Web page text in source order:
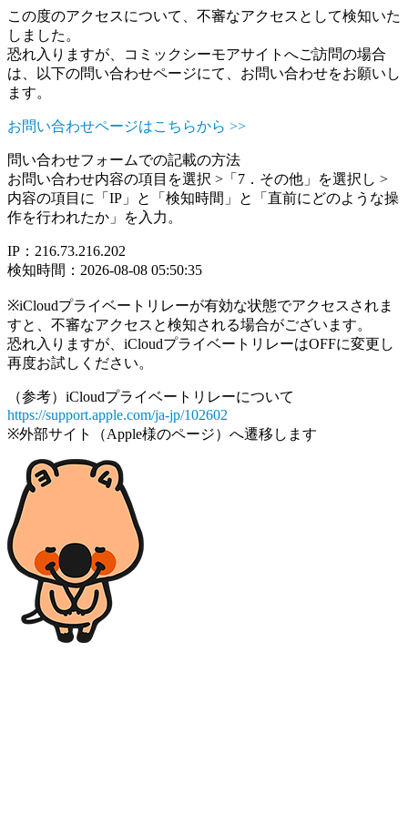
この度のアクセスについて、不審なアクセスとして検知いた
しました。
恐れ入りますが、コミックシーモアサイトへご訪問の場合
は、以下の問い合わせページにて、お問い合わせをお願いし
ます。
お問い合わせページはこちらから >>
問い合わせフォームでの記載の方法
お問い合わせ内容の項目を選択 >「7．その他」を選択し >
内容の項目に「IP」と「検知時間」と「直前にどのような操
作を行われたか」を入力。
IP：216.73.216.202
検知時間：2026-08-08 05:50:35
※iCloudプライベートリレーが有効な状態でアクセスされま
すと、不審なアクセスと検知される場合がございます。
恐れ入りますが、iCloudプライベートリレーはOFFに変更し
再度お試しください。
（参考）iCloudプライベートリレーについて
https://support.apple.com/ja-jp/102602
※外部サイト（Apple様のページ）へ遷移します